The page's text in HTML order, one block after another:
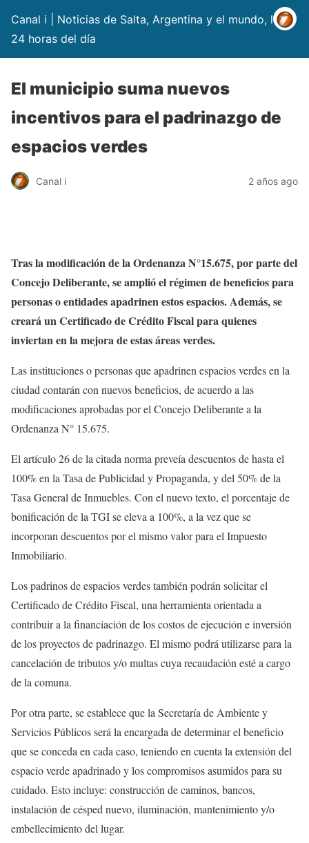
Canal i | Noticias de Salta, Argentina y el mundo, las
24 horas del día
El municipio suma nuevos
incentivos para el padrinazgo de
espacios verdes
Canal i 2 años ago
Tras la modificación de la Ordenanza N°15.675, por parte del
Concejo Deliberante, se amplió el régimen de beneficios para
personas o entidades apadrinen estos espacios. Además, se
creará un Certificado de Crédito Fiscal para quienes
inviertan en la mejora de estas áreas verdes.
Las instituciones o personas que apadrinen espacios verdes en la
ciudad contarán con nuevos beneficios, de acuerdo a las
modificaciones aprobadas por el Concejo Deliberante a la
Ordenanza N° 15.675.
El artículo 26 de la citada norma preveía descuentos de hasta el
100% en la Tasa de Publicidad y Propaganda, y del 50% de la
Tasa General de Inmuebles. Con el nuevo texto, el porcentaje de
bonificación de la TGI se eleva a 100%, a la vez que se
incorporan descuentos por el mismo valor para el Impuesto
Inmobiliario.
Los padrinos de espacios verdes también podrán solicitar el
Certificado de Crédito Fiscal, una herramienta orientada a
contribuir a la financiación de los costos de ejecución e inversión
de los proyectos de padrinazgo. El mismo podrá utilizarse para la
cancelación de tributos y/o multas cuya recaudación esté a cargo
de la comuna.
Por otra parte, se establece que la Secretaría de Ambiente y
Servicios Públicos será la encargada de determinar el beneficio
que se conceda en cada caso, teniendo en cuenta la extensión del
espacio verde apadrinado y los compromisos asumidos para su
cuidado. Esto incluye: construcción de caminos, bancos,
instalación de césped nuevo, iluminación, mantenimiento y/o
embellecimiento del lugar.